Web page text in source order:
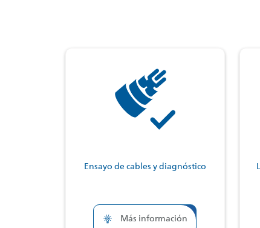
Ensayo de cables y diagnóstico
Más información